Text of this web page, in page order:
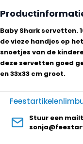
Baby Shark servetten.
de vieze handjes op
snoetjes van de
deze servetten goed
en 33x33 cm groot.
Stuur een